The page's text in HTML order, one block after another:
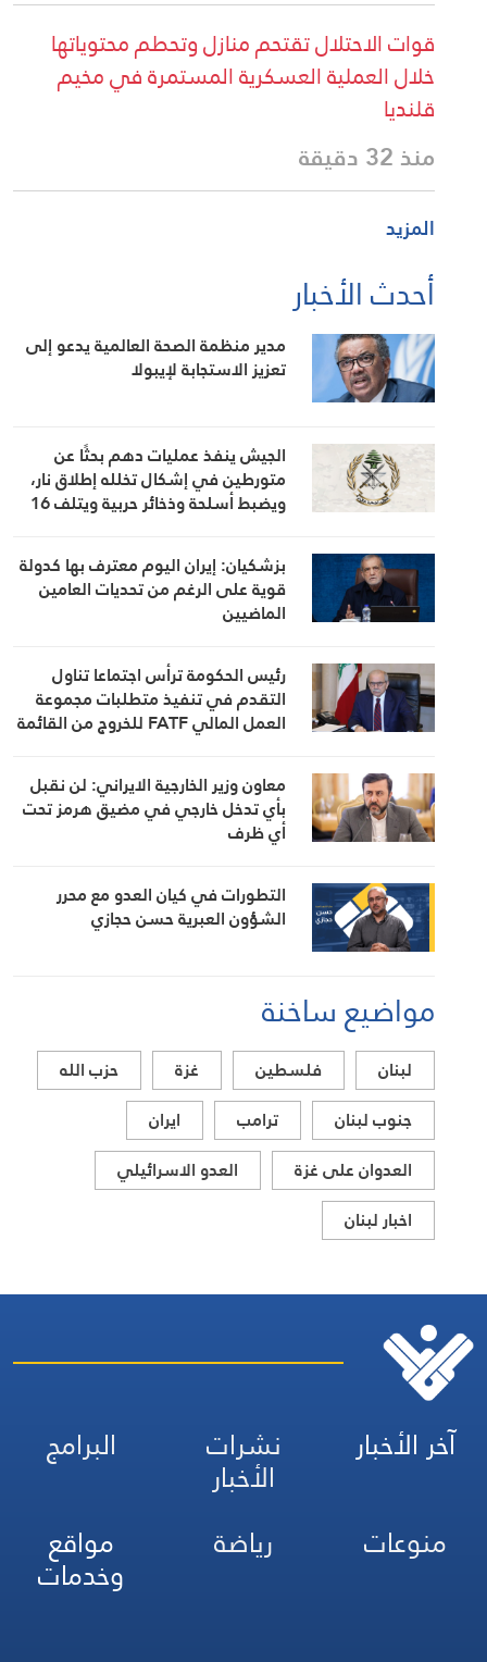
قوات الاحتلال تقتحم منازل وتحطم محتوياتها
خلال العملية العسكرية المستمرة في مخيم
قلنديا
منذ 32 دقيقة
المزيد
أحدث الأخبار
مدير منظمة الصحة العالمية يدعو إلى
تعزيز الاستجابة لإيبولا
الجيش ينفذ عمليات دهم بحثًا عن
متورطين في إشكال تخلله إطلاق نار،
ويضبط أسلحة وذخائر حربية ويتلف 16
بزشكيان: إيران اليوم معترف بها كدولة
قوية على الرغم من تحديات العامين
الماضيين
رئيس الحكومة ترأس اجتماعا تناول
التقدم في تنفيذ متطلبات مجموعة
العمل المالي FATF للخروج من القائمة
معاون وزير الخارجية الايراني: لن نقبل
بأي تدخل خارجي في مضيق هرمز تحت
أي ظرف
التطورات في كيان العدو مع محرر
الشؤون العبرية حسن حجازي
مواضيع ساخنة
لبنان فلسطين غزة
حزب الله
جنوب لبنان
ترامب
ايران
العدوان على غزة
العدو الاسرائيلي
اخبار لبنان
آخر الأخبار نشرات
الأخبار
البرامج
منوعات
رياضة مواقع
وخدمات